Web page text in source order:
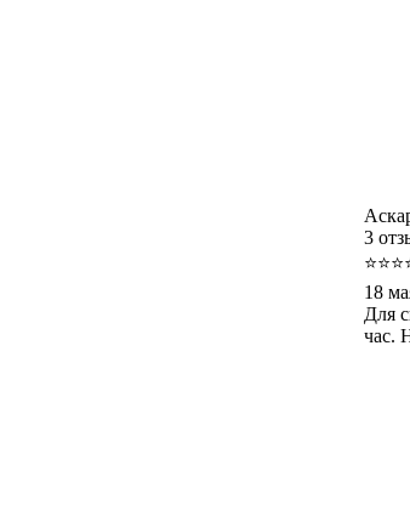
3
18
Для
час.